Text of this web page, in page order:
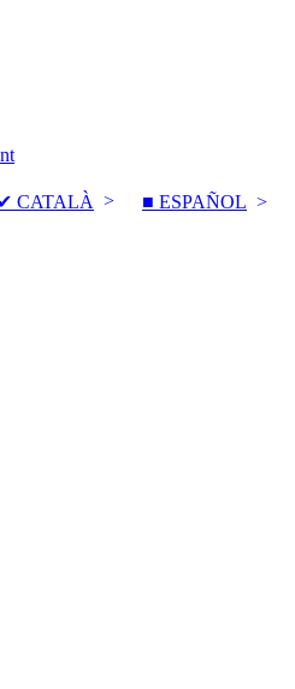
✔ CATALÀ ■ ESPAÑOL